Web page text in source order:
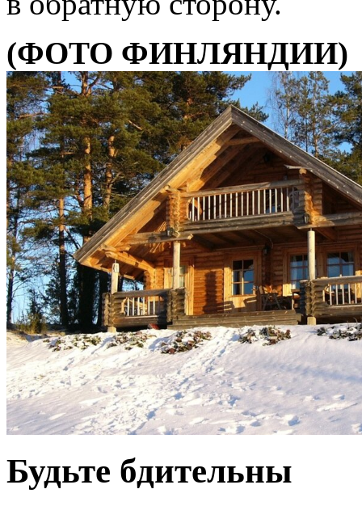
(ФОТО ФИНЛЯНДИИ)
Будьте бдительны